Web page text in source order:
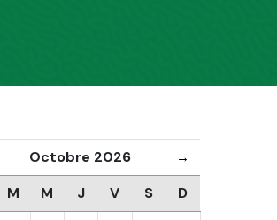
Octobre 2026 →
M M J V S
D